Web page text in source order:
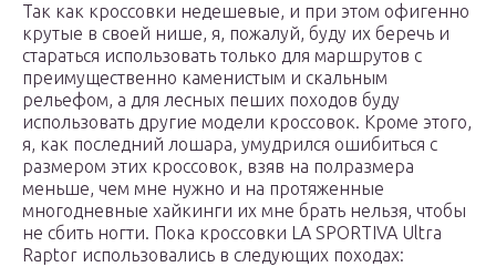
Так как кроссовки недешевые, и при этом офигенно
крутые в своей нише, я, пожалуй, буду их беречь и
стараться использовать только для маршрутов с
преимущественно каменистым и скальным
рельефом, а для лесных пеших походов буду
использовать другие модели кроссовок. Кроме этого,
я, как последний лошара, умудрился ошибиться с
размером этих кроссовок, взяв на полразмера
меньше, чем мне нужно и на протяженные
многодневные хайкинги их мне брать нельзя, чтобы
не сбить ногти. Пока кроссовки LA SPORTIVA Ultra
Raptor использовались в следующих походах: